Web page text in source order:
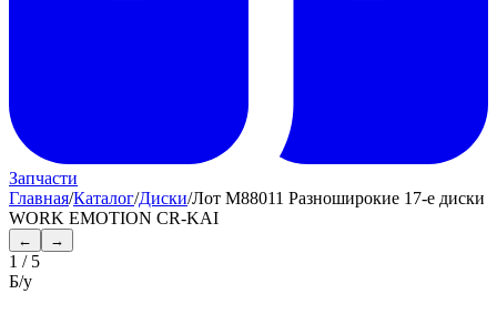
Запчасти
Главная/Каталог/Диски/Лот M88011 Разноширокие 17-е диски
WORK EMOTION CR-KAI
← →
1 / 5
Б/у